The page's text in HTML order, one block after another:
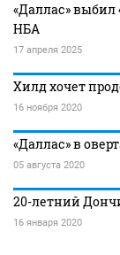
«Даллас»
НБА
17 апреля 2025
Хилд хочет
16 ноября 2020
«Даллас» в
05 августа 2020
20-летний
16 января 2020